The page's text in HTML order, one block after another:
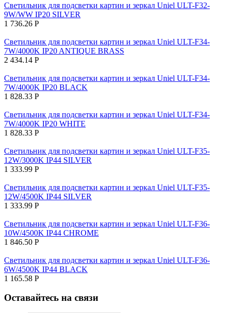
Светильник для подсветки картин и зеркал Uniel ULT-F32-
9W/WW IP20 SILVER
1 736.26 Р
Светильник для подсветки картин и зеркал Uniel ULT-F34-
7W/4000K IP20 ANTIQUE BRASS
2 434.14 Р
Светильник для подсветки картин и зеркал Uniel ULT-F34-
7W/4000K IP20 BLACK
1 828.33 Р
Светильник для подсветки картин и зеркал Uniel ULT-F34-
7W/4000K IP20 WHITE
1 828.33 Р
Светильник для подсветки картин и зеркал Uniel ULT-F35-
12W/3000K IP44 SILVER
1 333.99 Р
Светильник для подсветки картин и зеркал Uniel ULT-F35-
12W/4500K IP44 SILVER
1 333.99 Р
Светильник для подсветки картин и зеркал Uniel ULT-F36-
10W/4500K IP44 CHROME
1 846.50 Р
Светильник для подсветки картин и зеркал Uniel ULT-F36-
6W/4500K IP44 BLACK
1 165.58 Р
Оставайтесь на связи